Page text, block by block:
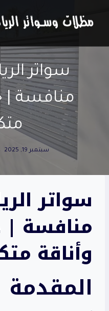
المحتوى
سواتر
منافسة |
سبتمبر 19, 2025
سواتر
منافسة |
وأناقة
المقدمة